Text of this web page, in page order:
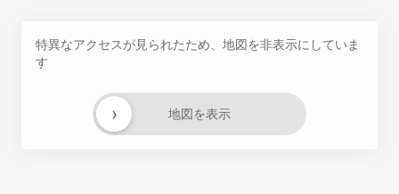
特異なアクセスが見られたため、地図を非表示にしていま
す
地図を表示
›